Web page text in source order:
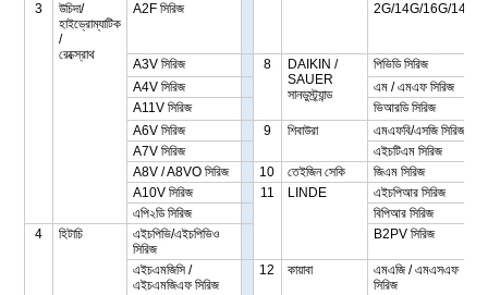
3
উচিদা/
হাইড্রোম্যাটিক
/
রেক্স্রোথ
A2F সিরিজ 2G/14G/16G/140G
A3V সিরিজ 8
DAIKIN /
SAUER
সানডুস্ট্র্যান্ড
পিভিডি সিরিজ
A4V সিরিজ
এম / এমএফ সিরিজ
A11V সিরিজ
ভিআরডি সিরিজ
A6V সিরিজ
9 শিবাউরা
এমএফবি/এসজি সিরিজ
A7V সিরিজ
এইচটিএম সিরিজ
A8V / A8VO সিরিজ
10 তেইজিন সেকি
জিএম সিরিজ
A10V সিরিজ
11 LINDE
এইচপিআর সিরিজ
এপি২ডি সিরিজ
বিপিআর সিরিজ
4
হিটাচি
এইচপিভি/এইচপিভিও
সিরিজ
B2PV সিরিজ
এইচএমজিসি /
এইচএমজিএফ সিরিজ
12 কায়াবা
এমএজি / এমএসএফ
সিরিজ